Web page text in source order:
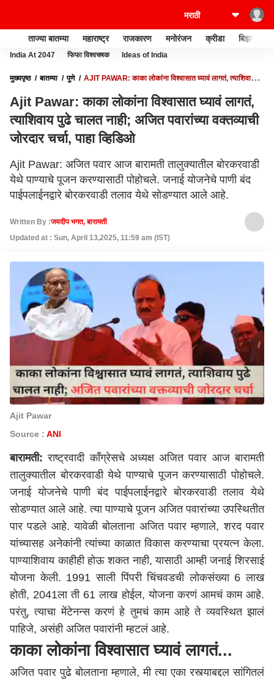
ताज्या बातम्या महाराष्ट्र राजकारण मनोरंजन क्रीडा बिझनेस
India At 2047 फिफा विश्वचषक Ideas of India
मुख्यपृष्ठ बातम्या पुणे
AJIT PAWAR: काका लोकांना विश्वासात घ्यावं लागतं, त्याशिवाय पुढे
Ajit Pawar: काका लोकांना विश्वासात घ्यावं लागतं,
त्याशिवाय पुढे चालत नाही; अजित पवारांच्या वक्तव्याची
जोरदार चर्चा, पाहा व्हिडिओ
Ajit Pawar: अजित पवार आज बारामती तालुक्यातील बोरकरवाडी
येथे पाण्याचे पूजन करण्यासाठी पोहोचले. जनाई योजनेचे पाणी बंद
पाईपलाईनद्वारे बोरकरवाडी तलाव येथे सोडण्यात आले आहे.
Written By :जयदीप भगत, बारामती
Updated at : Sun, April 13,2025, 11:59 am (IST)
Ajit Pawar
Source : ANI
बारामती: राष्ट्रवादी काँग्रेसचे अध्यक्ष अजित पवार आज बारामती
तालुक्यातील बोरकरवाडी येथे पाण्याचे पूजन करण्यासाठी पोहोचले.
जनाई योजनेचे पाणी बंद पाईपलाईनद्वारे बोरकरवाडी तलाव येथे
सोडण्यात आले आहे. त्या पाण्याचे पूजन अजित पवारांच्या उपस्थितीत
पार पडले आहे. यावेळी बोलताना अजित पवार म्हणाले, शरद पवार
यांच्यासह अनेकांनी त्यांच्या काळात विकास करण्याचा प्रयत्न केला.
पाण्याशिवाय काहीही होऊ शकत नाही, यासाठी आम्ही जनाई शिरसाई
योजना केली. 1991 सालीपिंपरी चिंचवडची लोकसंख्या 6 लाख
होती, 2041ला ती 61 लाख होईल, योजना करणं आमचं काम आहे.
परंतु, त्याचा मेंटेनन्स करणं हे तुमचं काम आहे ते व्यवस्थित झालं
पाहिजे, असंही अजित पवारांनी म्हटलं आहे.
काका लोकांना विश्वासात घ्यावं लागतं...
अजित पवार पुढे बोलताना म्हणाले, मी त्या एका रस्त्याबद्दल सांगितलं